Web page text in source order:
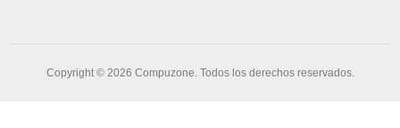
Copyright © 2026 Compuzone. Todos los derechos reservados.